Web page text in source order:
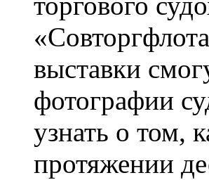
выставки
фотографии
узнать о том,
протяжении